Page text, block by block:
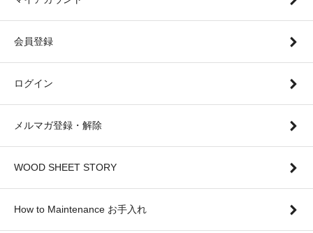
会員登録
ログイン
メルマガ登録・解除
WOOD SHEET STORY
How to Maintenance お手入れ